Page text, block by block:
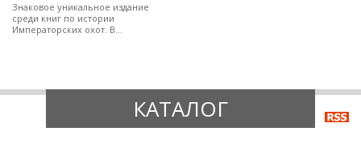
Знаковое уникальное издание
среди книг по истории
Императорских охот. В
КАТАЛОГ